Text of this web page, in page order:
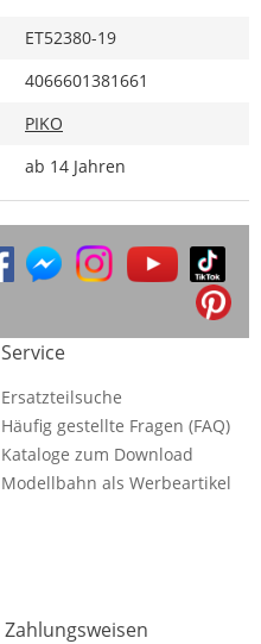
ET52380-19
4066601381661
PIKO
ab 14 Jahren
Service
Ersatzteilsuche
Häufig gestellte Fragen (FAQ)
Kataloge zum Download
Modellbahn als Werbeartikel
Zahlungsweisen